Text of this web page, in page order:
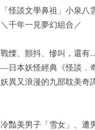
「怪談文學鼻祖」小泉
＼千年一見夢幻組合／
戰慄、顫抖、慘叫，還
—日本妖怪經典《怪談．
妖異又浪漫的九部耽美奇
冷豔美男子「雪女」、遭